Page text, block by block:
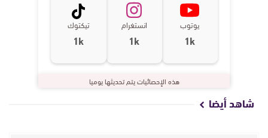
يوتوب
1k
انستغرام
1k
تيكتوك
1k
هذه الإحصائيات يتم تحديثها يوميا
شاهد أيضا